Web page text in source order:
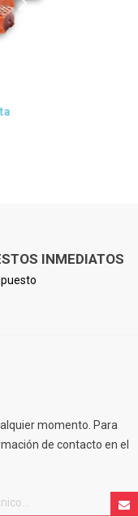
INMEDIATOS
momento. Para
de contacto en el